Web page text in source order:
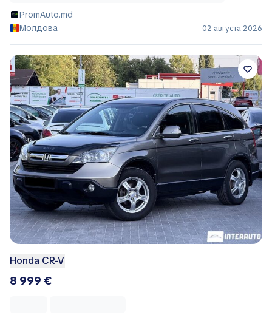
PromAuto.md
Молдова
02 августа 2026
Honda CR-V
8 999 €